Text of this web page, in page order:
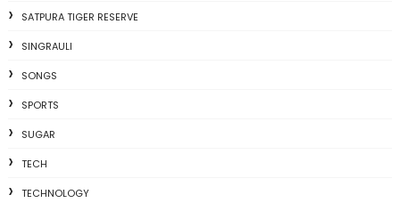
SATPURA TIGER RESERVE
SINGRAULI
SONGS
SPORTS
SUGAR
TECH
TECHNOLOGY